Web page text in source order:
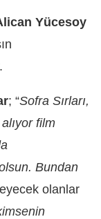
Yücesoy
; “Sofra Sırları,
film
Bundan
olanlar